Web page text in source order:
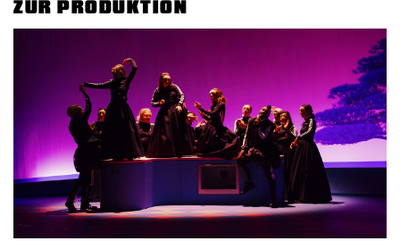
ZUR PRODUKTION